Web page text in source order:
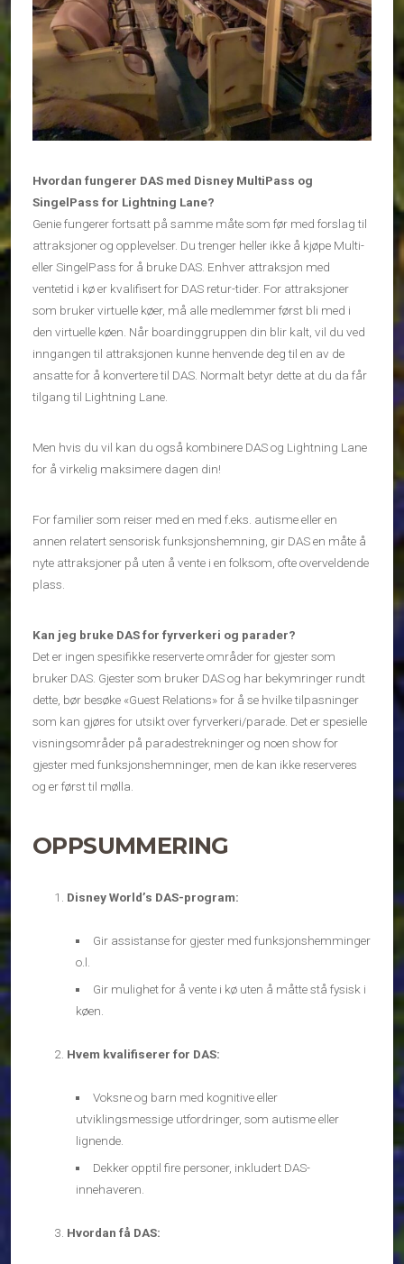
Hvordan fungerer DAS med Disney MultiPass og
SingelPass for Lightning Lane?
Genie fungerer fortsatt på samme måte som før med forslag til
attraksjoner og opplevelser. Du trenger heller ikke å kjøpe Multi-
eller SingelPass for å bruke DAS. Enhver attraksjon med
ventetid i kø er kvalifisert for DAS retur-tider. For attraksjoner
som bruker virtuelle køer, må alle medlemmer først bli med i
den virtuelle køen. Når boardinggruppen din blir kalt, vil du ved
inngangen til attraksjonen kunne henvende deg til en av de
ansatte for å konvertere til DAS. Normalt betyr dette at du da får
tilgang til Lightning Lane.
Men hvis du vil kan du også kombinere DAS og Lightning Lane
for å virkelig maksimere dagen din!
For familier som reiser med en med f.eks. autisme eller en
annen relatert sensorisk funksjonshemning, gir DAS en måte å
nyte attraksjoner på uten å vente i en folksom, ofte overveldende
plass.
Kan jeg bruke DAS for fyrverkeri og parader?
Det er ingen spesifikke reserverte områder for gjester som
bruker DAS. Gjester som bruker DAS og har bekymringer rundt
dette, bør besøke «Guest Relations» for å se hvilke tilpasninger
som kan gjøres for utsikt over fyrverkeri/parade. Det er spesielle
visningsområder på paradestrekninger og noen show for
gjester med funksjonshemninger, men de kan ikke reserveres
og er først til mølla.
OPPSUMMERING
Disney World’s DAS-program:
Gir assistanse for gjester med funksjonshemminger
o.l.
Gir mulighet for å vente i kø uten å måtte stå fysisk i
køen.
Hvem kvalifiserer for DAS:
Voksne og barn med kognitive eller
utviklingsmessige utfordringer, som autisme eller
lignende.
Dekker opptil fire personer, inkludert DAS-
innehaveren.
Hvordan få DAS: